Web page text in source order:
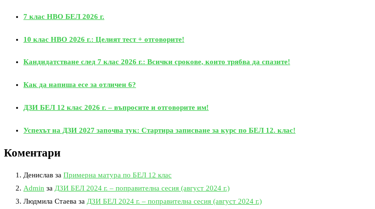
7 клас НВО БЕЛ 2026 г.
10 клас НВО 2026 г.: Целият тест + отговорите!
Кандидатстване след 7 клас 2026 г.: Всички срокове, които трябва да спазите!
Как да напиша есе за отличен 6?
ДЗИ БЕЛ 12 клас 2026 г. – въпросите и отговорите им!
Успехът на ДЗИ 2027 започва тук: Стартира записване за курс по БЕЛ 12. клас!
Коментари
Денислав за Примерна матура по БЕЛ 12 клас
Admin за ДЗИ БЕЛ 2024 г. – поправителна сесия (август 2024 г.)
Людмила Стаева за ДЗИ БЕЛ 2024 г. – поправителна сесия (август 2024 г.)